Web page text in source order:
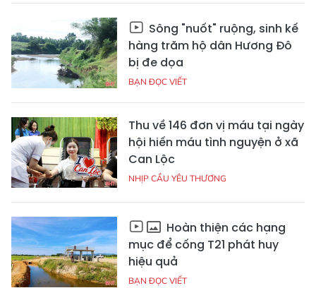
Sông "nuốt" ruộng, sinh kế
hàng trăm hộ dân Hương Đô
bị đe dọa
BẠN ĐỌC VIẾT
Thu về 146 đơn vị máu tại ngày
hội hiến máu tình nguyện ở xã
Can Lộc
NHỊP CẦU YÊU THƯƠNG
Hoàn thiện các hạng
mục để cống T21 phát huy
hiệu quả
BẠN ĐỌC VIẾT